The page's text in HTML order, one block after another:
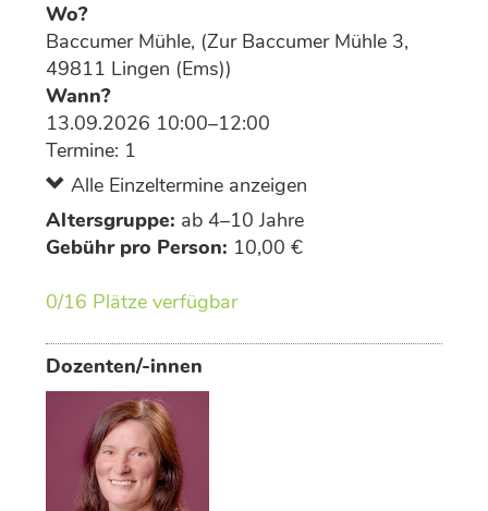
Wo?
Baccumer Mühle, (Zur Baccumer Mühle 3,
49811 Lingen (Ems))
Wann?
13.09.2026 10:00–12:00
Termine: 1
Alle Einzeltermine anzeigen
Altersgruppe: ab 4–10 Jahre
Gebühr pro Person: 10,00 €
0/16 Plätze verfügbar
Dozenten/-innen